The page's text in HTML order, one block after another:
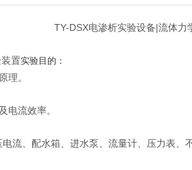
TY-DSX电渗析实验设备|流体力
置实验目的：
理。
电流效率。
流、配水箱、进水泵、流量计、压力表、